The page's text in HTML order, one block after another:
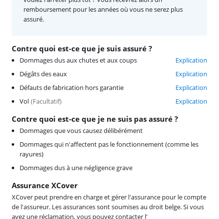
Contre quoi est-ce que je suis assuré ?
Dommages dus aux chutes et aux coups
Explication
Dégâts des eaux
Explication
Défauts de fabrication hors garantie
Explication
Vol (Facultatif) Explication
Contre quoi est-ce que je ne suis pas assuré ?
Dommages que vous causez délibérément
Dommages qui n'affectent pas le fonctionnement (comme les
rayures)
Dommages dus à une négligence grave
Assurance XCover
XCover peut prendre en charge et gérer l'assurance pour le compte
de l'assureur. Les assurances sont soumises au droit belge. Si vous
avez une réclamation, vous pouvez contacter l'
remboursement pour les années où vous ne serez plus
assuré.